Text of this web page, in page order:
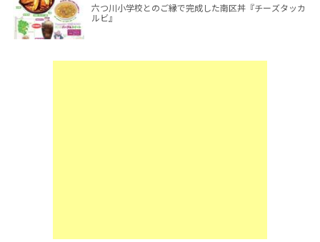
六つ川小学校とのご縁で完成した南区丼『チーズタッカ
ルビ』